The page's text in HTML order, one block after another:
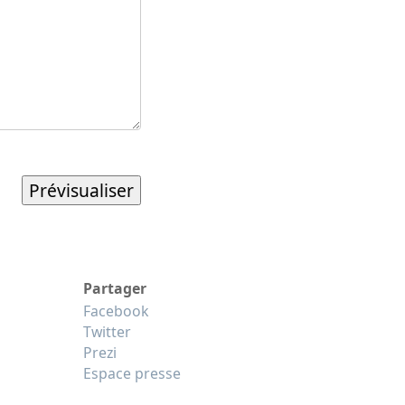
Partager
Facebook
Twitter
Prezi
Espace presse